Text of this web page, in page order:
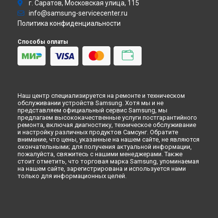
Ремонт варочной панели C61R1ADMST Samsung в
Красноярске
Ремонт варочной панели C61R1ADMST Samsung в
Ремонт варочной панели C61R1ADMST Samsung в
Петербурге
Варочная панель
Посудомоечная машина
Морозильная камера
Кондиционер
Духовой шкаф
Вытяжка
г. Саратов, Московская улица, 115
info@samsung-servicecenter.ru
Политика конфиденциальности
Способы оплаты
Наш центр специализируется на ремонте и техническом
обслуживании устройств Samsung. Хотя мы и не
представляем официальный сервис Samsung, мы
предлагаем высококачественные услуги постгарантийного
ремонта, включая диагностику, техническое обслуживание
и настройку различных продуктов Самсунг. Обратите
внимание, что цены, указанные на нашем сайте, не являются
окончательными; для получения актуальной информации,
пожалуйста, свяжитесь с нашими менеджерами. Также
стоит отметить, что торговая марка Samsung, упоминаемая
на нашем сайте, зарегистрирована и используется нами
только для информационных целей.